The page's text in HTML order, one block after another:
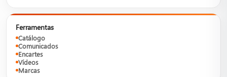
Ferramentas
Catálogo
Comunicados
Encartes
Vídeos
Marcas